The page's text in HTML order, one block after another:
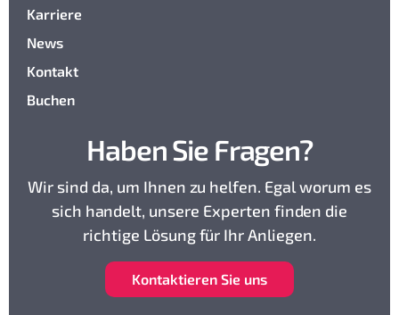
Karriere
News
Kontakt
Buchen
Haben Sie Fragen?
Wir sind da, um Ihnen zu helfen. Egal worum es
sich handelt, unsere Experten finden die
richtige Lösung für Ihr Anliegen.
Kontaktieren Sie uns